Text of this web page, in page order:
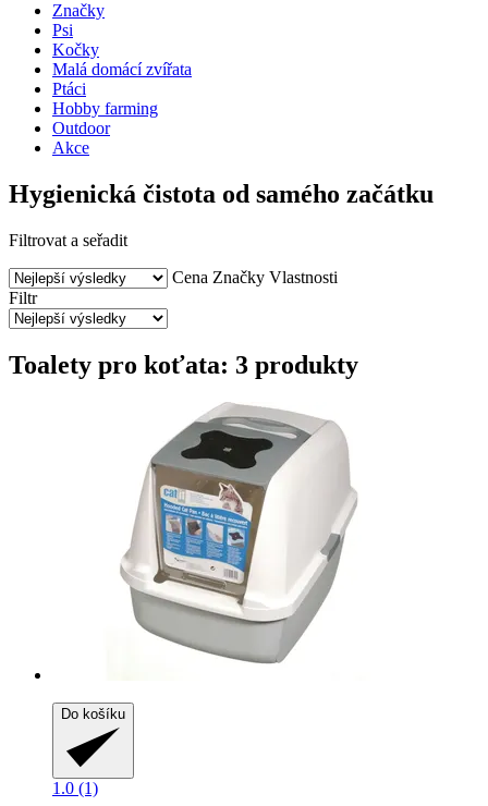
Značky
Psi
Kočky
Malá domácí zvířata
Ptáci
Hobby farming
Outdoor
Akce
Hygienická čistota od samého začátku
Filtrovat a seřadit
Cena Značky Vlastnosti
Filtr
Toalety pro koťata: 3 produkty
Do košíku
1.0 (1)